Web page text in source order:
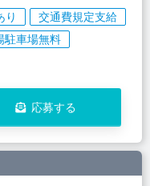
り
交通費規定支給
駐車場無料
応募する